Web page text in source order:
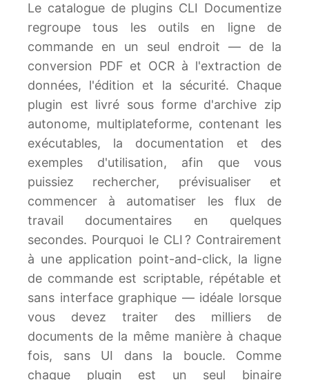
Le catalogue de plugins CLI Documentize
regroupe tous les outils en ligne de
commande en un seul endroit — de la
conversion PDF et OCR à l'extraction de
données, l'édition et la sécurité. Chaque
plugin est livré sous forme d'archive zip
autonome, multiplateforme, contenant les
exécutables, la documentation et des
exemples d'utilisation, afin que vous
puissiez rechercher, prévisualiser et
commencer à automatiser les flux de
travail documentaires en quelques
secondes. Pourquoi le CLI ? Contrairement
à une application point-and-click, la ligne
de commande est scriptable, répétable et
sans interface graphique — idéale lorsque
vous devez traiter des milliers de
documents de la même manière à chaque
fois, sans UI dans la boucle. Comme
chaque plugin est un seul binaire